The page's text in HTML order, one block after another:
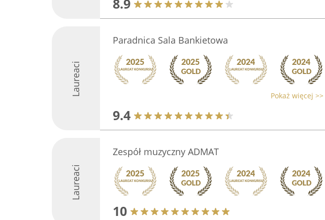
8.9
Laureaci
Paradnica Sala Bankietowa
Pokaż więcej >>
9.4
Laureaci
Zespół muzyczny ADMAT
10